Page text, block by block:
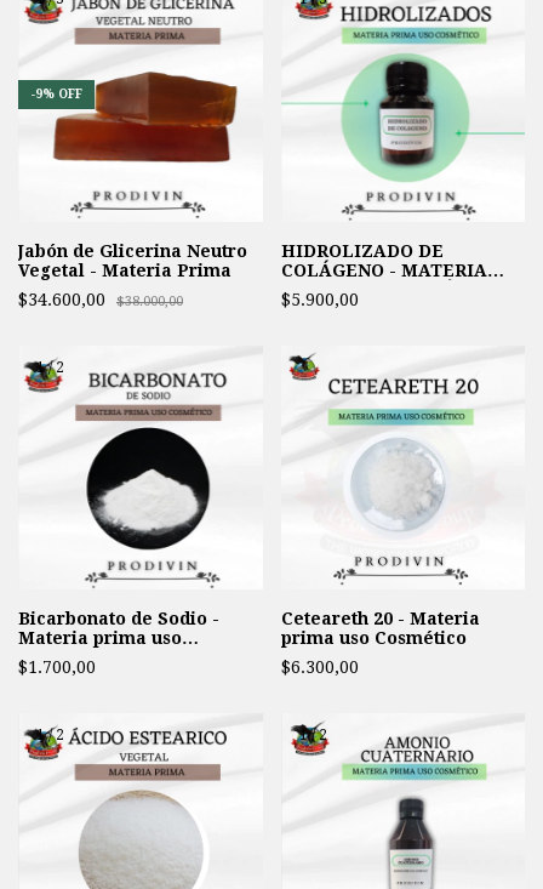
-9% OFF
Jabón de Glicerina Neutro
Vegetal - Materia Prima
$34.600,00
$38.000,00
HIDROLIZADO DE
COLÁGENO - MATERIA
PRIMA USO COSMÉTICO
$5.900,00
1/2
Bicarbonato de Sodio -
Materia prima uso
Cosmetico
$1.700,00
Ceteareth 20 - Materia
prima uso Cosmético
$6.300,00
1/2 1/2